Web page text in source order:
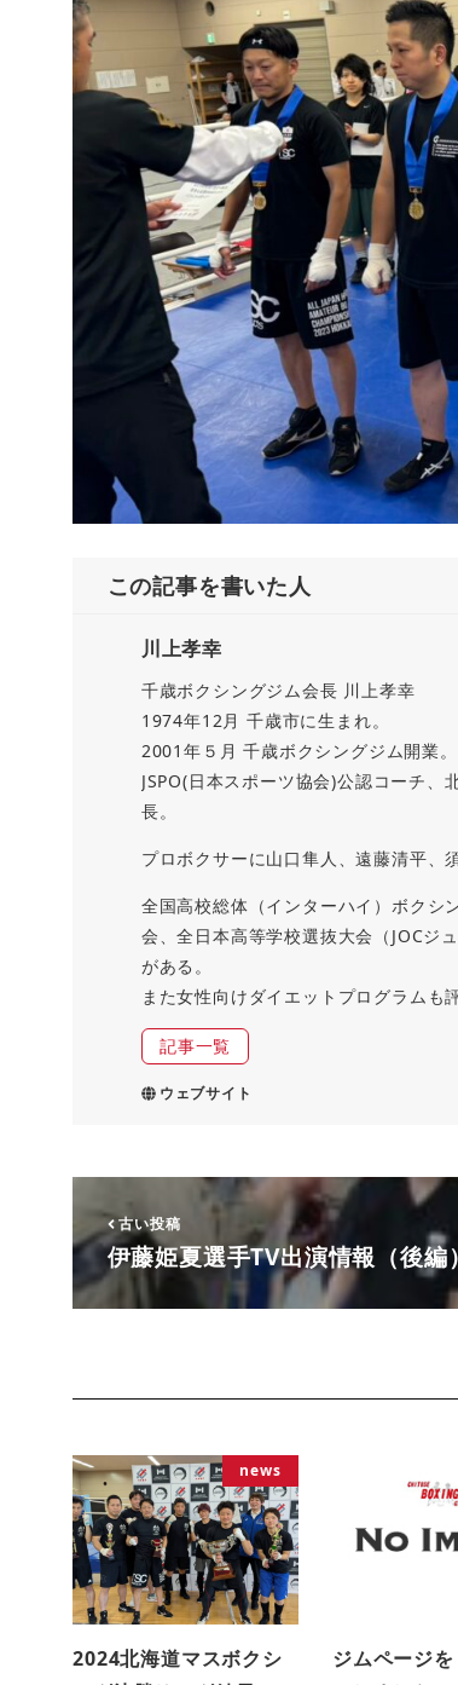
この記事を書いた人
川上孝幸
千歳ボクシングジム会長 川上孝幸
1974年12月 千歳市に生まれ。
2001年５月 千歳ボクシングジム開業。
JSPO(日本スポーツ協会)公認コーチ、
長。
プロボクサーに山口隼人、遠藤清平、
全国高校総体（インターハイ）ボクシ
会、全日本高等学校選抜大会（JOCジ
がある。
また女性向けダイエットプログラムも
記事一覧
ウェブサイト
古い投稿
伊藤姫夏選手TV出演情報（後編）
news
2024北海道マスボクシ
ジムページ